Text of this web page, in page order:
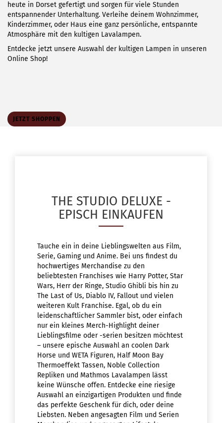
heute in Dorset gefertigt und sorgen für viele Stunden
entspannender Unterhaltung. Verleihe deinem Wohnzimmer,
Kinderzimmer, oder Haus eine ganz persönliche, entspannte
Atmosphäre mit den kultigen Lavalampen.
Entdecke jetzt unsere Auswahl der kultigen Lampen in unseren
Online Shop!
JETZT SHOPPEN
THE STUDIO DELUXE -
EPISCH EINKAUFEN
Tauche ein in deine Lieblingswelten aus Film,
Serie, Gaming und Anime. Bei uns findest du
hochwertiges Merchandise zu den
beliebtesten Franchises wie Harry Potter, Star
Wars, Herr der Ringe, Studio Ghibli bis hin zu
The Last of Us, Diablo IV, Fallout und vielen
weiteren Kult Franchise. Egal, ob du ein
leidenschaftlicher Sammler bist, oder einfach
nur ein kleines Merch-Highlight deiner
Lieblingsfilme oder -serien besitzen möchtest
– unsere epische Auswahl an coolen Dark
Horse und WETA Figuren, Half Moon Bay
Thermoeffekt Tassen, Noble Collection
Repliken und Mathmos Lavalampen lässt
keine Wünsche offen. Entdecke eine riesige
Auswahl an einzigartigen Produkten und finde
das perfekte Geschenk für dich, oder deine
Liebsten. Neben angesagten Film und Serien